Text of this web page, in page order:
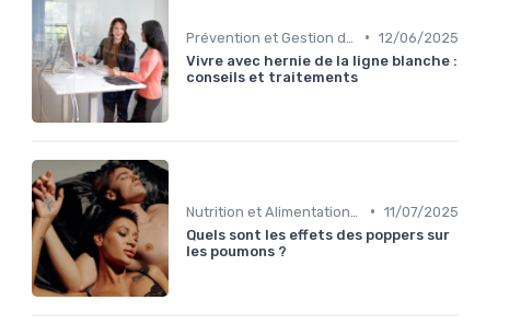
• 12/06/2025
Vivre avec hernie de la ligne blanche :
conseils et traitements
• 11/07/2025
Quels sont les effets des poppers sur
les poumons ?